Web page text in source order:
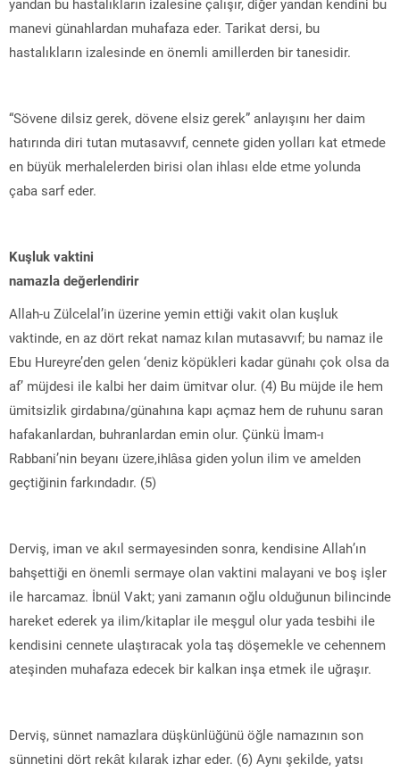
manevi günahlardan muhafaza eder. Tarikat dersi, bu
hastalıkların izalesinde en önemli amillerden bir tanesidir.
“Sövene dilsiz gerek, dövene elsiz gerek” anlayışını her daim
hatırında diri tutan mutasavvıf, cennete giden yolları kat etmede
en büyük merhalelerden birisi olan ihlası elde etme yolunda
çaba sarf eder.
Kuşluk vaktini
namazla değerlendirir
Allah-u Zülcelal’in üzerine yemin ettiği vakit olan kuşluk
vaktinde, en az dört rekat namaz kılan mutasavvıf; bu namaz ile
Ebu Hureyre’den gelen ‘deniz köpükleri kadar günahı çok olsa da
af’ müjdesi ile kalbi her daim ümitvar olur. (4) Bu müjde ile hem
ümitsizlik girdabına/günahına kapı açmaz hem de ruhunu saran
hafakanlardan, buhranlardan emin olur. Çünkü İmam-ı
Rabbani’nin beyanı üzere,ihlâsa giden yolun ilim ve amelden
geçtiğinin farkındadır. (5)
Derviş, iman ve akıl sermayesinden sonra, kendisine Allah’ın
bahşettiği en önemli sermaye olan vaktini malayani ve boş işler
ile harcamaz. İbnül Vakt; yani zamanın oğlu olduğunun bilincinde
hareket ederek ya ilim/kitaplar ile meşgul olur yada tesbihi ile
kendisini cennete ulaştıracak yola taş döşemekle ve cehennem
ateşinden muhafaza edecek bir kalkan inşa etmek ile uğraşır.
Derviş, sünnet namazlara düşkünlüğünü öğle namazının son
sünnetini dört rekât kılarak izhar eder. (6) Aynı şekilde, yatsı